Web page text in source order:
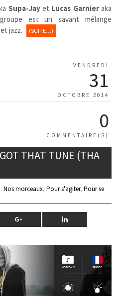
Supa-Jayet Lucas Garnieraka
est un savant mélange
jazz.
(SUITE…)
VENDREDI
31
OCTOBRE 2014
0
COMMENTAIRE(S)
THAT TUNE (THA
Nos morceaux, Pour s'agiter, Pour se